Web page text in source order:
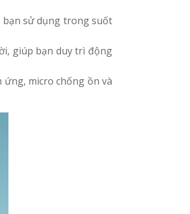
sử dụng trong suốt
giúp bạn duy trì động
micro chống ồn và